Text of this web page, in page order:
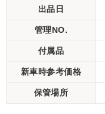
出品日
管理NO.
付属品
新車時参考価格
保管場所